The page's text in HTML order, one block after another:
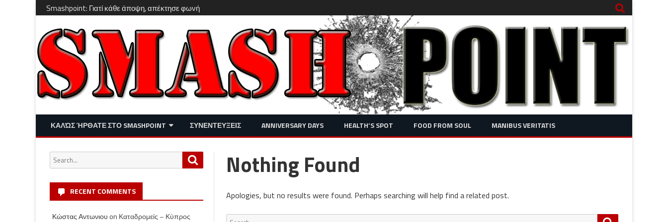
Smashpoint: Γιατί κάθε άποψη, απέκτησε φωνή
Skip
content
ΚΑΛΏΣ ΉΡΘΑΤΕ ΣΤΟ SMASHPOINT
ΔΙΑΣΚΈΔΑΣΗ – LIFESTYLE
ΣΥΝΕΝΤΕΥΞΕΙΣ ANNIVERSARY DAYS HEALTH’S SPOT FOOD FROM SOUL MANIBUS VERITATIS
Nothing Found
Apologies, but no results were found. Perhaps searching will help find a related post.
Search
for:
RECENT COMMENTS
Κώστας Αντωνιου on Καταδρομείς – Κύπρος